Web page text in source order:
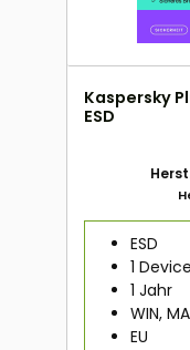
Kaspersky
ESD
ESD
1 Device
1 Jahr
WIN,
EU